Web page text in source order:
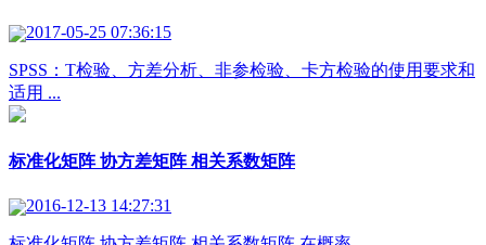
2017-05-25 07:36:15
SPSS：T检验、方差分析、非参检验、卡方检验的使用要求和
适用 ...
标准化矩阵 协方差矩阵 相关系数矩阵
2016-12-13 14:27:31